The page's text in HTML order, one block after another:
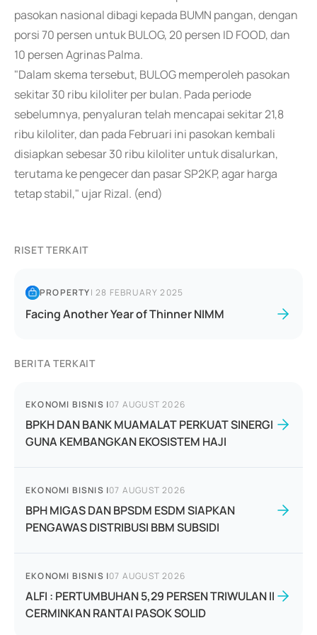
pasokan nasional dibagi kepada BUMN pangan, dengan
porsi 70 persen untuk BULOG, 20 persen ID FOOD, dan
10 persen Agrinas Palma.
"Dalam skema tersebut, BULOG memperoleh pasokan
sekitar 30 ribu kiloliter per bulan. Pada periode
sebelumnya, penyaluran telah mencapai sekitar 21,8
ribu kiloliter, dan pada Februari ini pasokan kembali
disiapkan sebesar 30 ribu kiloliter untuk disalurkan,
terutama ke pengecer dan pasar SP2KP, agar harga
tetap stabil," ujar Rizal. (end)
RISET TERKAIT
PROPERTY|28 FEBRUARY 2025
Facing Another Year of Thinner NIMM
BERITA TERKAIT
EKONOMI BISNIS |07 AUGUST 2026
BPKH DAN BANK MUAMALAT PERKUAT SINERGI
GUNA KEMBANGKAN EKOSISTEM HAJI
EKONOMI BISNIS |07 AUGUST 2026
BPH MIGAS DAN BPSDM ESDM SIAPKAN
PENGAWAS DISTRIBUSI BBM SUBSIDI
EKONOMI BISNIS |07 AUGUST 2026
ALFI : PERTUMBUHAN 5,29 PERSEN TRIWULAN II
CERMINKAN RANTAI PASOK SOLID